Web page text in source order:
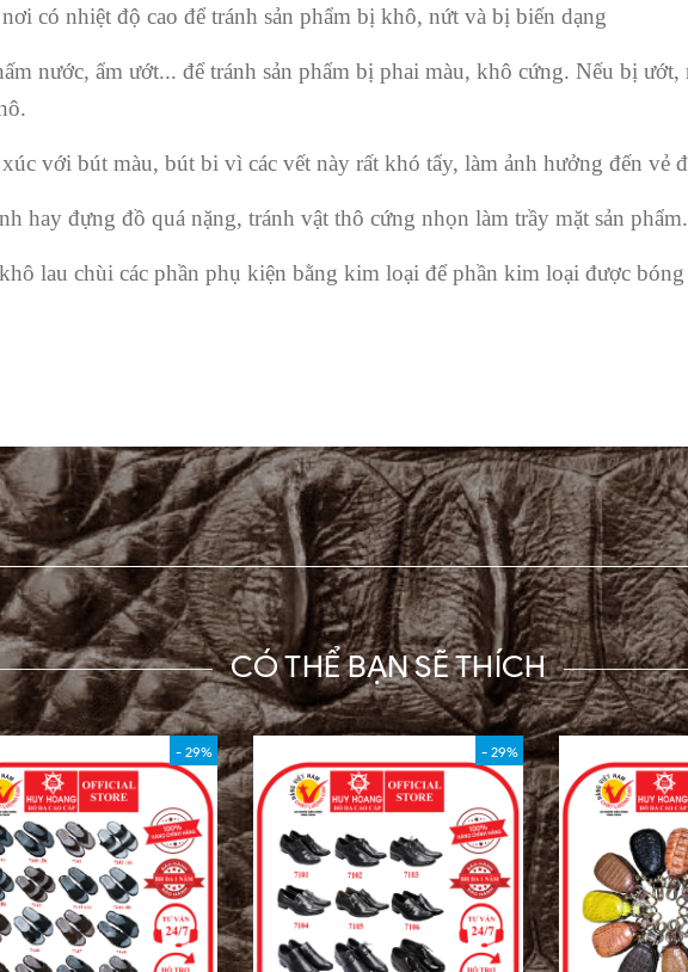
có nhiệt độ cao để tránh sản phẩm bị khô, nứt và bị biến dạng
nước, ẩm ướt... để tránh sản phẩm bị phai màu, khô cứng. Nếu bị
với bút màu, bút bi vì các vết này rất khó tẩy, làm ảnh hưởng đến vẻ
hay đựng đồ quá nặng, tránh vật thô cứng nhọn làm trầy mặt sản phẩm.
lau chùi các phần phụ kiện bằng kim loại để phần kim loại được
CÓ THỂ BẠN SẼ THÍCH
- 29% - 29%